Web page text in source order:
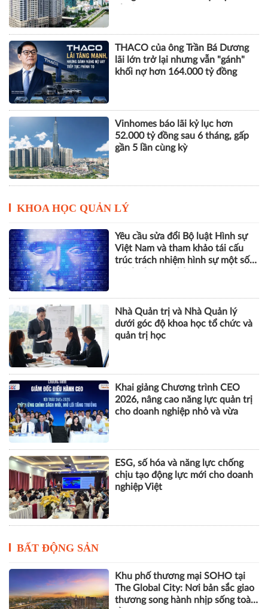
THACO của ông Trần Bá Dương
lãi lớn trở lại nhưng vẫn "gánh"
khối nợ hơn 164.000 tỷ đồng
Vinhomes báo lãi kỷ lục hơn
52.000 tỷ đồng sau 6 tháng, gấp
gần 5 lần cùng kỳ
KHOA HỌC QUẢN LÝ
Yêu cầu sửa đổi Bộ luật Hình sự
Việt Nam và tham khảo tái cấu
trúc trách nhiệm hình sự một số
Nhà Quản trị và Nhà Quản lý
dưới góc độ khoa học tổ chức và
quản trị học
Khai giảng Chương trình CEO
2026, nâng cao năng lực quản trị
cho doanh nghiệp nhỏ và vừa
ESG, số hóa và năng lực chống
chịu tạo động lực mới cho doanh
nghiệp Việt
BẤT ĐỘNG SẢN
Khu phố thương mại SOHO tại
The Global City: Nơi bản sắc giao
thương song hành nhịp sống toàn